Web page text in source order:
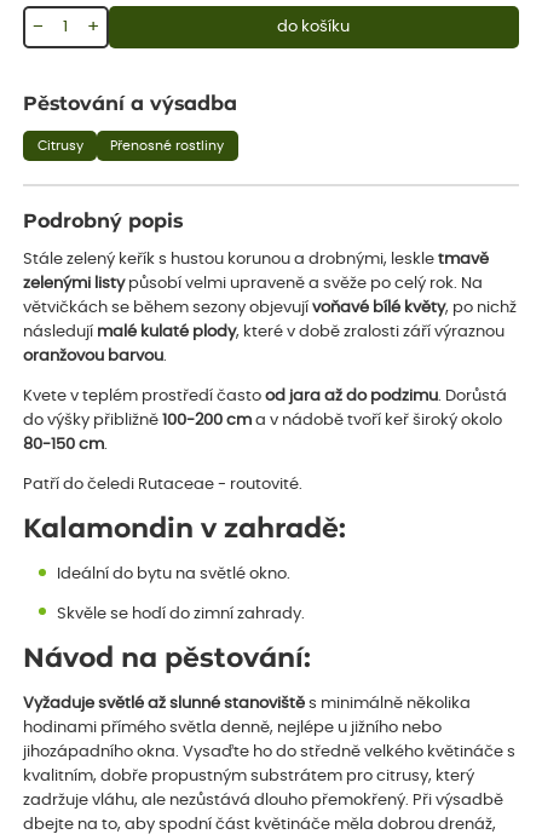
+
− do košíku
Pěstování a výsadba
Citrusy Přenosné rostliny
Podrobný popis
Stále zelený keřík s hustou korunou a drobnými, leskletmavě
zelenými listypůsobí velmi upraveně a svěže po celý rok. Na
větvičkách se během sezony objevujívoňavé bílé květy, po nichž
následují malé kulaté plody, které v době zralosti září výraznou
oranžovou barvou.
Kvete v teplém prostředí častood jara až do podzimu. Dorůstá
do výšky přibližně 100-200 cm a v nádobě tvoří keř široký okolo
80-150 cm.
Patří do čeledi Rutaceae - routovité.
Kalamondin v zahradě:
Ideální do bytu na světlé okno.
Skvěle se hodí do zimní zahrady.
Návod na pěstování:
Vyžaduje světlé až slunné stanoviště s minimálně několika
hodinami přímého světla denně, nejlépe u jižního nebo
jihozápadního okna. Vysaďte ho do středně velkého květináče s
kvalitním, dobře propustným substrátem pro citrusy, který
zadržuje vláhu, ale nezůstává dlouho přemokřený. Při výsadbě
dbejte na to, aby spodní část květináče měla dobrou drenáž,